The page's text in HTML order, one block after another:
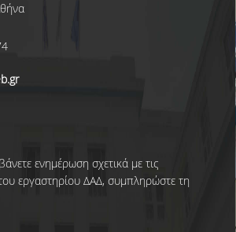
ενημέρωση σχετικά με τις
εργαστηρίου ΔΑΔ, συμπληρώστε τη